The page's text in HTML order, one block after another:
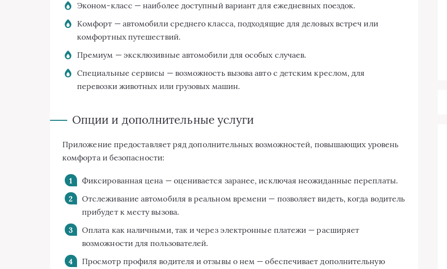
Эконом-класс — наиболее доступный вариант для ежедневных поездок.
Комфорт — автомобили среднего класса, подходящие для деловых встреч или
комфортных путешествий.
Премиум — эксклюзивные автомобили для особых случаев.
Специальные сервисы — возможность вызова авто с детским креслом, для
перевозки животных или грузовых машин.
Опции и дополнительные услуги
Приложение предоставляет ряд дополнительных возможностей, повышающих уровень
комфорта и безопасности:
Фиксированная цена — оценивается заранее, исключая неожиданные переплаты.
Отслеживание автомобиля в реальном времени — позволяет видеть, когда водитель
прибудет к месту вызова.
Оплата как наличными, так и через электронные платежи — расширяет
возможности для пользователей.
Просмотр профиля водителя и отзывы о нем — обеспечивает дополнительную